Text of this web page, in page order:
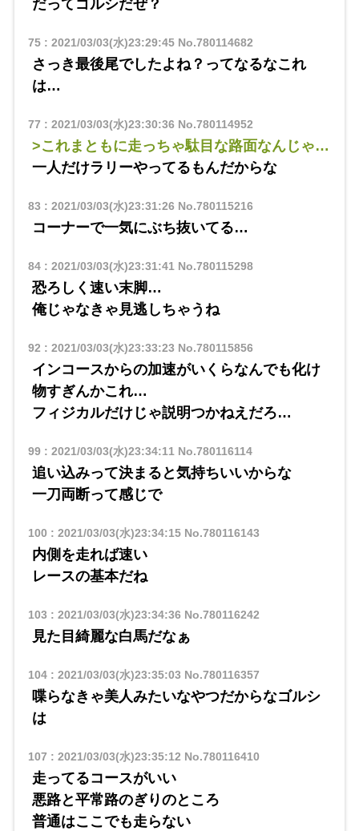
だってゴルシだぜ？
75: 2021/03/03(水)23:29:45No.780114682
さっき最後尾でしたよね？ってなるなこれ
は…
77 : 2021/03/03(水)23:30:36 No.780114952
>これまともに走っちゃ駄目な路面なんじゃ…
一人だけラリーやってるもんだからな
83 : 2021/03/03(水)23:31:26 No.780115216
コーナーで一気にぶち抜いてる…
84: 2021/03/03(水)23:31:41 No.780115298
恐ろしく速い末脚…
俺じゃなきゃ見逃しちゃうね
92 : 2021/03/03(水)23:33:23 No.780115856
インコースからの加速がいくらなんでも化け
物すぎんかこれ…
フィジカルだけじゃ説明つかねえだろ…
99: 2021/03/03(水)23:34:11 No.780116114
追い込みって決まると気持ちいいからな
一刀両断って感じで
100 : 2021/03/03(水)23:34:15No.780116143
内側を走れば速い
レースの基本だね
103 : 2021/03/03(水)23:34:36 No.780116242
見た目綺麗な白馬だなぁ
104: 2021/03/03(水)23:35:03 No.780116357
喋らなきゃ美人みたいなやつだからなゴルシ
は
107 : 2021/03/03(水)23:35:12 No.780116410
走ってるコースがいい
悪路と平常路のぎりのところ
普通はここでも走らない